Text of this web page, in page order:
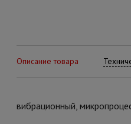
Описание товара
вибрационный,